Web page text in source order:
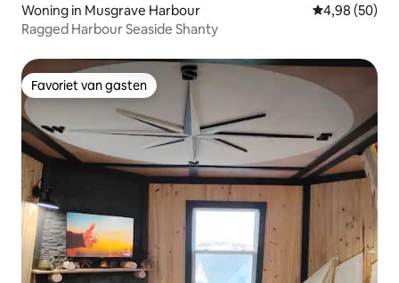
Woning in Musgrave Harbour Gemiddelde
4,98 (50)
Ragged Harbour Seaside Shanty
Favoriet van gasten
Favoriet van gasten